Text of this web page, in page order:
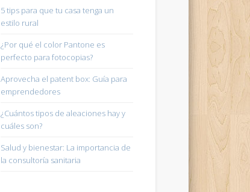
5 tips para que tu casa tenga un
estilo rural
¿Por qué el color Pantone es
perfecto para fotocopias?
Aprovecha el patent box: Guía para
emprendedores
¿Cuántos tipos de aleaciones hay y
cuáles son?
Salud y bienestar: La importancia de
la consultoría sanitaria